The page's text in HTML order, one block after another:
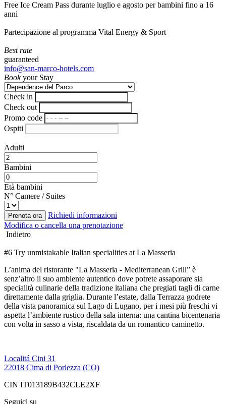
Free Ice Cream Pass durante luglio e agosto per bambini fino a 16
anni
Partecipazione al programma Vital Energy & Sport
Best rate
guaranteed
info@san-marco-hotels.com
Bookyour Stay
Check in
Check out
Promo code
Ospiti
Adulti
Bambini
Età bambini
N° Camere / Suites
Prenota ora
Richiedi informazioni
Modifica o cancella una prenotazione
Indietro
#6 Try unmistakable Italian specialities at La Masseria
L’anima del ristorante "La Masseria - Mediterranean Grill” è
senz’altro il suo ambiente autentico dove potrete assaporare sia
specialità culinarie della tradizione italiana che pregiati tagli di carne
direttamente dalla griglia. Durante l’estate, dalla Terrazza godrete
della vista panoramica sul Lago di Lugano, per i mesi più freschi vi
aspetta l’ambiente rustico della sala interna: una cantina bicentenaria
con volta in sasso a vista, riscaldata da un romantico caminetto.
Localitá Cini 31
22018 Cima di Porlezza (CO)
CIN IT013189B432CLE2XF
Seguici su